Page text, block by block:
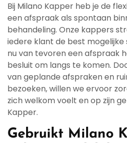
Bij Milano Kapper heb je de
een afspraak als spontaan
behandeling. Onze kappers
iedere klant de best mogelijke
nu van tevoren een afspraak
besluit om langs te komen.
van geplande afspraken en
bezoeken, willen we ervoor
zich welkom voelt en op zijn
Kapper.
Gebruikt Milano